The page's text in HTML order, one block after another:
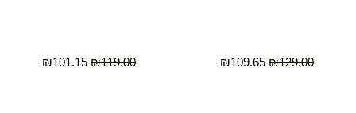
₪129.00
₪109.65
₪119.00
₪101.15